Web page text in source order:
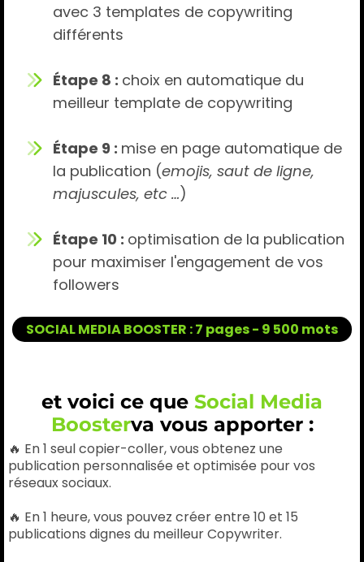
avec 3 templates de copywriting
différents
Étape 8 : choix en automatique du
meilleur template de copywriting
Étape 9 : mise en page automatique de
la publication (emojis, saut de ligne,
majuscules, etc …)
Étape 10 : optimisation de la publication
pour maximiser l'engagement de vos
followers
SOCIAL MEDIA BOOSTER : 7 pages - 9 500 mots
et voici ce que Social Media
Boosterva vous apporter :
🔥 En 1 seul copier-coller, vous obtenez une
publication personnalisée et optimisée pour vos
réseaux sociaux.
🔥 En 1 heure, vous pouvez créer entre 10 et 15
publications dignes du meilleur Copywriter.